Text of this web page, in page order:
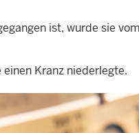
ist, wurde sie
Kranz niederlegte.